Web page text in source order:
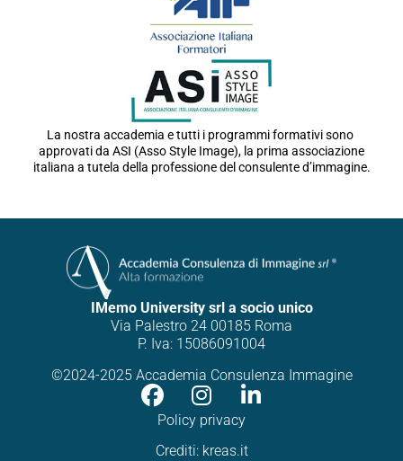
La nostra accademia e tutti i programmi formativi sono
approvati da ASI (Asso Style Image), la prima associazione
italiana a tutela della professione del consulente d’immagine.
IMemo University srl a socio unico
Via Palestro 24 00185 Roma
P. Iva: 15086091004
©2024-2025 Accademia Consulenza Immagine
Policy privacy
Crediti: kreas.it